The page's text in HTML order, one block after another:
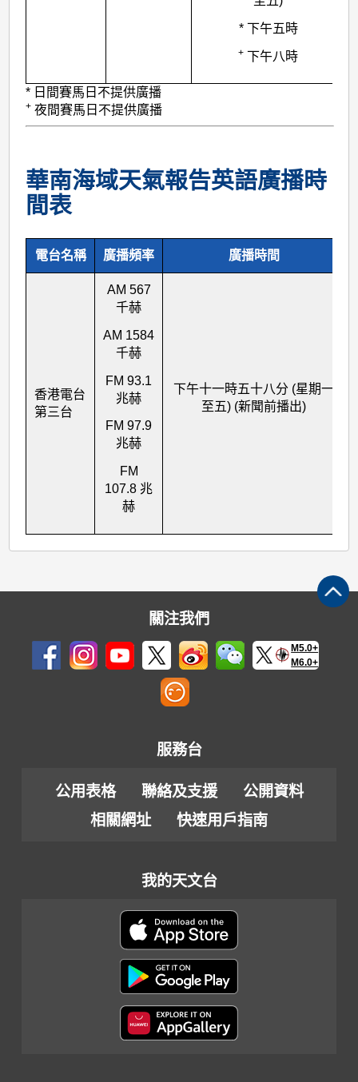
* 下午五時
+ 下午八時
* 日間賽馬日不提供廣播
+ 夜間賽馬日不提供廣播
華南海域天氣報告英語廣播時
間表
電台名稱 廣播頻率 廣播時間
香港電台
第三台
AM 567
千赫
AM 1584
千赫
FM 93.1
兆赫
FM 97.9
兆赫
FM
107.8 兆
赫
下午十一時五十八分 (星期一
至五) (新聞前播出)
關注我們
M5.0+
M6.0+
服務台
公用表格 聯絡及支援
公開資料
相關網址
快速用戶指南
我的天文台